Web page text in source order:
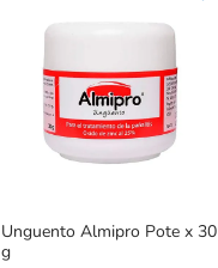
Unguento Almipro Pote x 30
g